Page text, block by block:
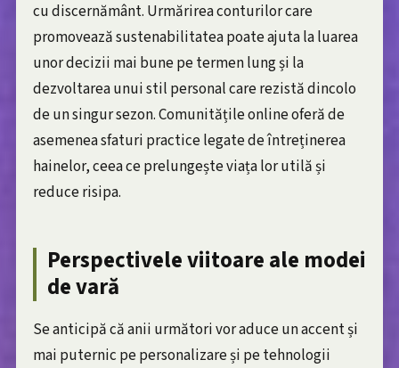
cu discernământ. Urmărirea conturilor care
promovează sustenabilitatea poate ajuta la luarea
unor decizii mai bune pe termen lung și la
dezvoltarea unui stil personal care rezistă dincolo
de un singur sezon. Comunitățile online oferă de
asemenea sfaturi practice legate de întreținerea
hainelor, ceea ce prelungește viața lor utilă și
reduce risipa.
Perspectivele viitoare ale modei
de vară
Se anticipă că anii următori vor aduce un accent și
mai puternic pe personalizare și pe tehnologii